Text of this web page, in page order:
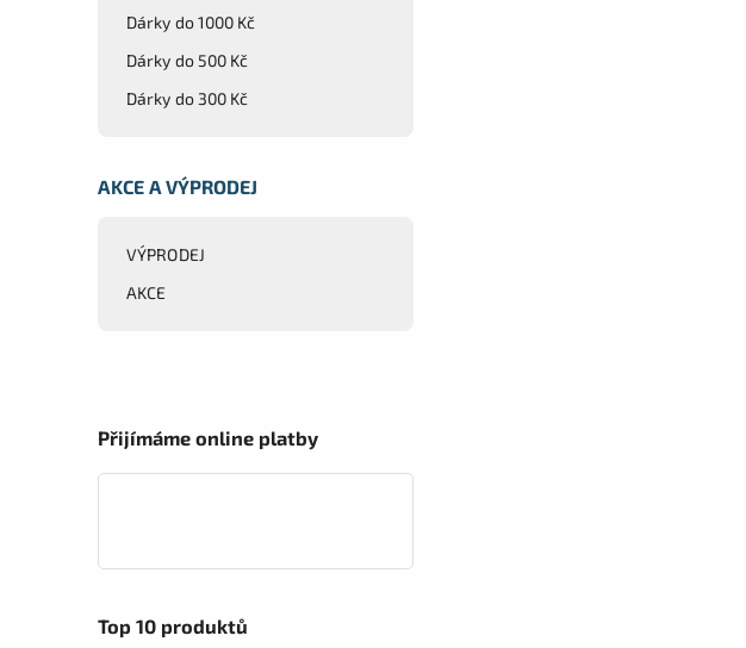
Dárky do 1000 Kč
Dárky do 500 Kč
Dárky do 300 Kč
AKCE A VÝPRODEJ
VÝPRODEJ
AKCE
Přijímáme online platby
Top 10 produktů